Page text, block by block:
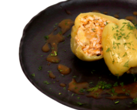
Ardei umpluți
FEL PRINCIPAL